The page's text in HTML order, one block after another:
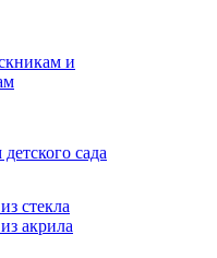
и
сада
стекла
акрила